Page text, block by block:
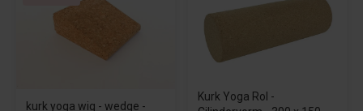
kurk yoga wig - wedge -
Kurk Yoga Rol -